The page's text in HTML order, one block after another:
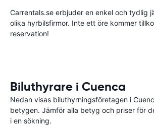
Carrentals.se erbjuder en enkel och tydlig
olika hyrbilsfirmor. Inte ett öre kommer
reservation!
Biluthyrare i Cuenca
Nedan visas biluthyrningsföretagen i
betygen. Jämför alla betyg och priser för
i en sökning.